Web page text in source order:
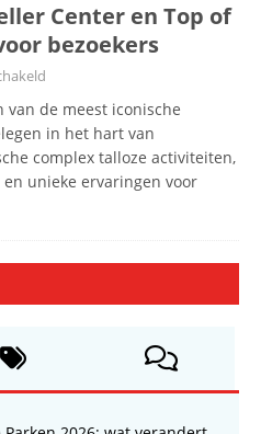
Center en Top of
bezoekers
van de meest iconische
in het hart van
complex talloze activiteiten,
unieke ervaringen voor